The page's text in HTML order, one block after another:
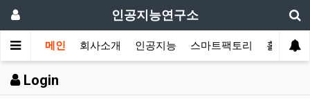
인공지능연구소
메인 회사소개 인공지능 스마트팩토리 홀로그램
Login